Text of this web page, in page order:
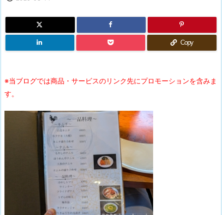
Copy
※当ブログでは商品・サービスのリンク先にプロモーションを含みま
す。